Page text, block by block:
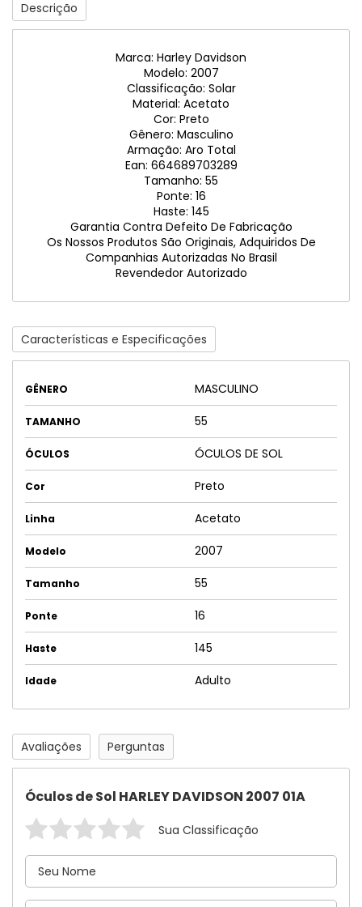
Descrição
Marca: Harley Davidson
Modelo: 2007
Classificação: Solar
Material: Acetato
Cor: Preto
Gênero: Masculino
Armação: Aro Total
Ean: 664689703289
Tamanho: 55
Ponte: 16
Haste: 145
Garantia Contra Defeito De Fabricação
Os Nossos Produtos São Originais, Adquiridos De
Companhias Autorizadas No Brasil
Revendedor Autorizado
Características e Especificações
GÊNERO MASCULINO
TAMANHO 55
ÓCULOS ÓCULOS DE SOL
Cor Preto
Linha Acetato
Modelo 2007
Tamanho 55
Ponte 16
Haste 145
Idade Adulto
Avaliações Perguntas
Óculos de Sol HARLEY DAVIDSON 2007 01A
Sua Classificação